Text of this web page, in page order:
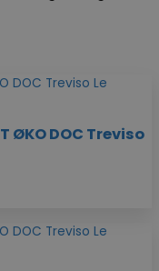
ØKO DOC Treviso